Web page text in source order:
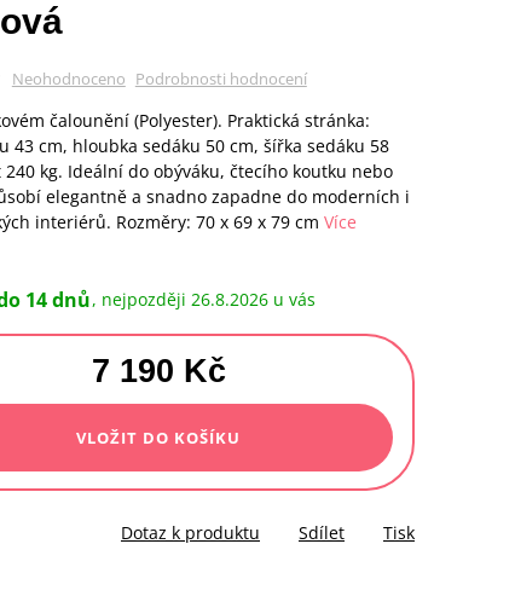
Neohodnoceno Podrobnosti hodnocení
čalounění (Polyester). Praktická stránka:
43 cm, hloubka sedáku 50 cm, šířka sedáku 58
240 kg. Ideální do obýváku, čtecího koutku nebo
elegantně a snadno zapadne do moderních i
interiérů. Rozměry: 70 x 69 x 79 cm Více
14 dnů 26.8.2026
7 190 Kč
VLOŽIT DO KOŠÍKU
Tisk
Dotaz k produktu Sdílet